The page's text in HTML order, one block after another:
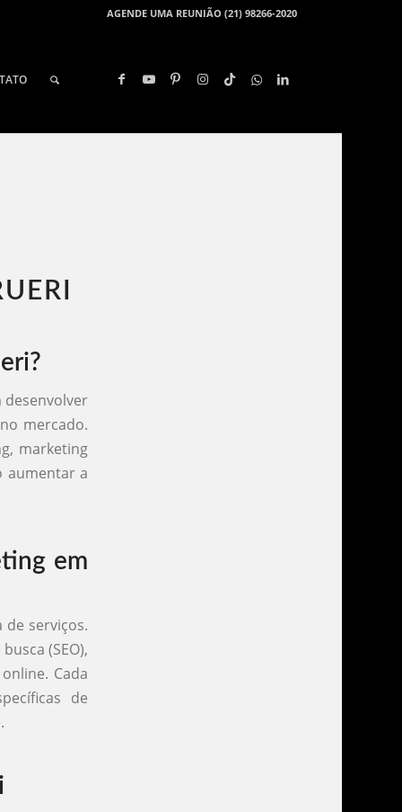
AGENDE UMA REUNIÃO (21) 98266-2020
desenvolver
mercado.
marketing
aumentar a
em
de serviços.
(SEO),
Cada
de